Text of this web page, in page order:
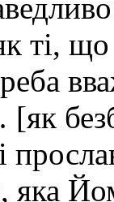
ті, що
[як
яка